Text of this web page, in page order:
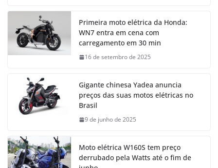
Primeira moto elétrica da Honda:
WN7 entra em cena com
carregamento em 30 min
16 de setembro de 2025
Gigante chinesa Yadea anuncia
preços das suas motos elétricas no
Brasil
9 de junho de 2025
Moto elétrica W160S tem preço
derrubado pela Watts até o fim de